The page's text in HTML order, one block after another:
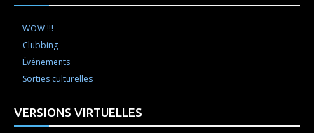
WOW !!!
Clubbing
Événements
Sorties culturelles
VERSIONS VIRTUELLES